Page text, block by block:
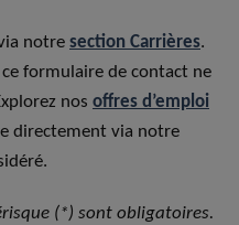
notre section Carrières.
formulaire de contact ne
nos offres d’emploi
directement via notre
(*) sont obligatoires.